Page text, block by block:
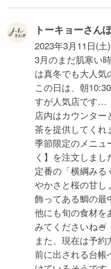
トーキョーさん
2023年3月11日(土)
3月のまだ肌寒い
は真冬でも大人気
この日は、朝
すが人気店です…
店内はカウンター
茶を提供してくれ
季節限定のメニュ
く】を注文しまし
定番の「横綱みる
やかさと桜の甘し
飾ってある鯛の最
他にも旬の食材を
みてくださいね🍧
また、現在は予
前に出される台帳